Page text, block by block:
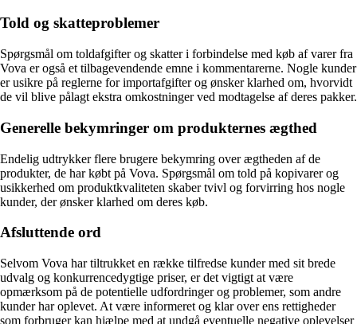
Told og skatteproblemer
Spørgsmål om toldafgifter og skatter i forbindelse med køb af varer fra
Vova er også et tilbagevendende emne i kommentarerne. Nogle kunder
er usikre på reglerne for importafgifter og ønsker klarhed om, hvorvidt
de vil blive pålagt ekstra omkostninger ved modtagelse af deres pakker.
Generelle bekymringer om produkternes ægthed
Endelig udtrykker flere brugere bekymring over ægtheden af de
produkter, de har købt på Vova. Spørgsmål om told på kopivarer og
usikkerhed om produktkvaliteten skaber tvivl og forvirring hos nogle
kunder, der ønsker klarhed om deres køb.
Afsluttende ord
Selvom Vova har tiltrukket en række tilfredse kunder med sit brede
udvalg og konkurrencedygtige priser, er det vigtigt at være
opmærksom på de potentielle udfordringer og problemer, som andre
kunder har oplevet. At være informeret og klar over ens rettigheder
som forbruger kan hjælpe med at undgå eventuelle negative oplevelser